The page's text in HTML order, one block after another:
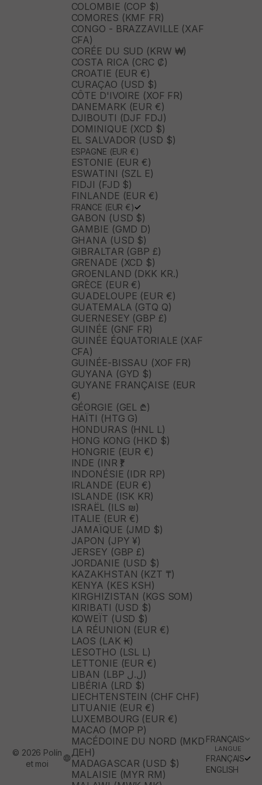
COLOMBIE (COP $)
COMORES (KMF FR)
CONGO - BRAZZAVILLE (XAF
CFA)
CORÉE DU SUD (KRW ₩)
COSTA RICA (CRC ₡)
CROATIE (EUR €)
CURAÇAO (USD $)
CÔTE D'IVOIRE (XOF FR)
DANEMARK (EUR €)
DJIBOUTI (DJF FDJ)
DOMINIQUE (XCD $)
EL SALVADOR (USD $)
ESPAGNE (EUR €)
ESTONIE (EUR €)
ESWATINI (SZL E)
FIDJI (FJD $)
FINLANDE (EUR €)
FRANCE (EUR €)
GABON (USD $)
GAMBIE (GMD D)
GHANA (USD $)
GIBRALTAR (GBP £)
GRENADE (XCD $)
GROENLAND (DKK KR.)
GRÈCE (EUR €)
GUADELOUPE (EUR €)
GUATEMALA (GTQ Q)
GUERNESEY (GBP £)
GUINÉE (GNF FR)
GUINÉE ÉQUATORIALE (XAF
CFA)
GUINÉE-BISSAU (XOF FR)
GUYANA (GYD $)
GUYANE FRANÇAISE (EUR
€)
GÉORGIE (GEL ₾)
HAÏTI (HTG G)
HONDURAS (HNL L)
HONG KONG (HKD $)
HONGRIE (EUR €)
INDE (INR ₹)
INDONÉSIE (IDR RP)
IRLANDE (EUR €)
ISLANDE (ISK KR)
ISRAËL (ILS ₪)
ITALIE (EUR €)
JAMAÏQUE (JMD $)
JAPON (JPY ¥)
JERSEY (GBP £)
JORDANIE (USD $)
KAZAKHSTAN (KZT ₸)
KENYA (KES KSH)
KIRGHIZISTAN (KGS SOM)
KIRIBATI (USD $)
KOWEÏT (USD $)
LA RÉUNION (EUR €)
LAOS (LAK ₭)
LESOTHO (LSL L)
LETTONIE (EUR €)
LIBAN (LBP ل.ل)
LIBÉRIA (LRD $)
LIECHTENSTEIN (CHF CHF)
LITUANIE (EUR €)
LUXEMBOURG (EUR €)
MACAO (MOP P)
MACÉDOINE DU NORD (MKD
ДЕН)
MADAGASCAR (USD $)
MALAISIE (MYR RM)
FRANÇAIS
LANGUE
FRANÇAIS
ENGLISH
© 2026 Polín
et moi